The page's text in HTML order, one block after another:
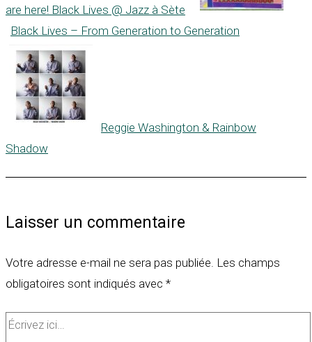
are here! Black Lives @ Jazz à Sète
Black Lives – From Generation to Generation
Reggie Washington & Rainbow
Shadow
Laisser un commentaire
Votre adresse e-mail ne sera pas publiée. Les champs
obligatoires sont indiqués avec *
Écrivez